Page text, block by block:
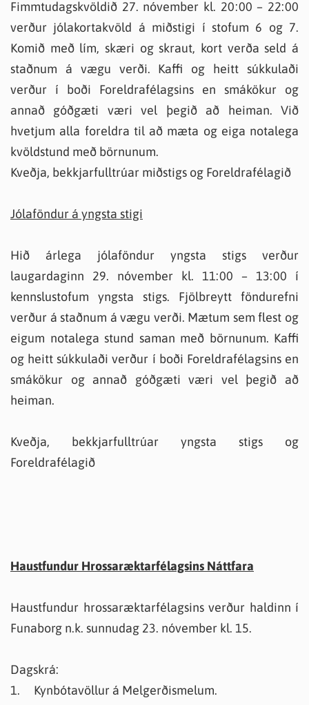
Fimmtudagskvöldið 27. nóvember kl. 20:00 – 22:00
verður jólakortakvöld á miðstigi í stofum 6 og 7.
Komið með lím, skæri og skraut, kort verða seld á
staðnum á vægu verði. Kaffi og heitt súkkulaði
verður í boði Foreldrafélagsins en smákökur og
annað góðgæti væri vel þegið að heiman. Við
hvetjum alla foreldra til að mæta og eiga notalega
kvöldstund með börnunum.
Kveðja, bekkjarfulltrúar miðstigs og Foreldrafélagið
Jólaföndur á yngsta stigi
Hið árlega jólaföndur yngsta stigs verður
laugardaginn 29. nóvember kl. 11:00 – 13:00 í
kennslustofum yngsta stigs. Fjölbreytt föndurefni
verður á staðnum á vægu verði. Mætum sem flest og
eigum notalega stund saman með börnunum. Kaffi
og heitt súkkulaði verður í boði Foreldrafélagsins en
smákökur og annað góðgæti væri vel þegið að
heiman.
Kveðja, bekkjarfulltrúar yngsta stigs og
Foreldrafélagið
Haustfundur Hrossaræktarfélagsins Náttfara
Haustfundur hrossaræktarfélagsins verður haldinn í
Funaborg n.k. sunnudag 23. nóvember kl. 15.
Dagskrá:
1. Kynbótavöllur á Melgerðismelum.